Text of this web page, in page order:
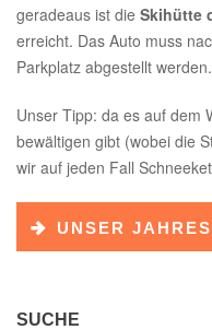
geradeaus ist die Skihütte
erreicht. Das Auto muss
Parkplatz abgestellt werden.
Unser Tipp: da es auf dem
bewältigen gibt (wobei die
wir auf jeden Fall
UNSER
SUCHE